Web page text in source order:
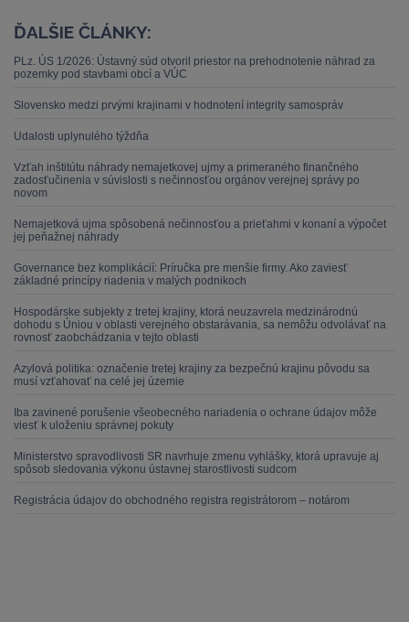
ĎALŠIE ČLÁNKY:
PLz. ÚS 1/2026: Ústavný súd otvoril priestor na prehodnotenie náhrad za
pozemky pod stavbami obcí a VÚC
Slovensko medzi prvými krajinami v hodnotení integrity samospráv
Udalosti uplynulého týždňa
Vzťah inštitútu náhrady nemajetkovej ujmy a primeraného finančného
zadosťučinenia v súvislosti s nečinnosťou orgánov verejnej správy po
novom
Nemajetková ujma spôsobená nečinnosťou a prieťahmi v konaní a výpočet
jej peňažnej náhrady
Governance bez komplikácií: Príručka pre menšie firmy. Ako zaviesť
základné princípy riadenia v malých podnikoch
Hospodárske subjekty z tretej krajiny, ktorá neuzavrela medzinárodnú
dohodu s Úniou v oblasti verejného obstarávania, sa nemôžu odvolávať na
rovnosť zaobchádzania v tejto oblasti
Azylová politika: označenie tretej krajiny za bezpečnú krajinu pôvodu sa
musí vzťahovať na celé jej územie
Iba zavinené porušenie všeobecného nariadenia o ochrane údajov môže
viesť k uloženiu správnej pokuty
Ministerstvo spravodlivosti SR navrhuje zmenu vyhlášky, ktorá upravuje aj
spôsob sledovania výkonu ústavnej starostlivosti sudcom
Registrácia údajov do obchodného registra registrátorom – notárom